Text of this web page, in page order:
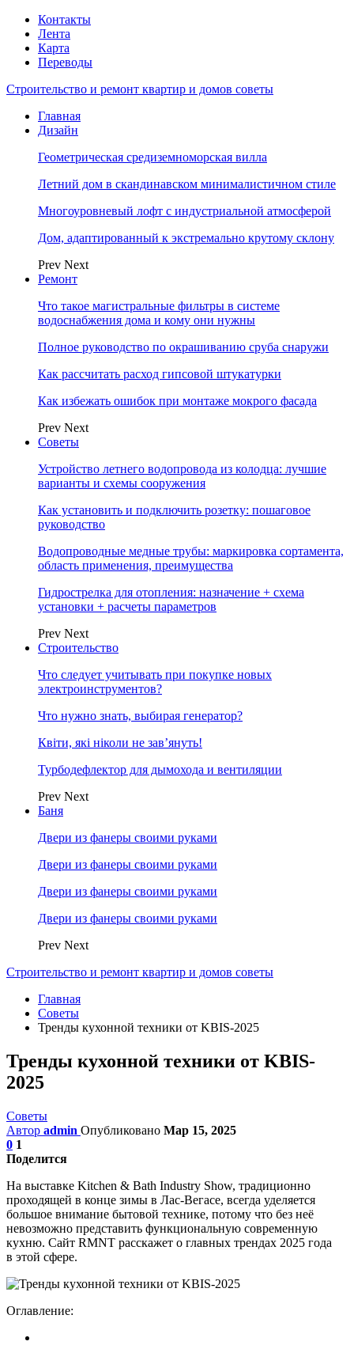
Контакты
Лента
Карта
Переводы
Строительство и ремонт квартир и домов советы
Главная
Дизайн
Геометрическая средиземноморская вилла
Летний дом в скандинавском минималистичном стиле
Многоуровневый лофт с индустриальной атмосферой
Дом, адаптированный к экстремально крутому склону
Prev Next
Ремонт
Что такое магистральные фильтры в системе
водоснабжения дома и кому они нужны
Полное руководство по окрашиванию сруба снаружи
Как рассчитать расход гипсовой штукатурки
Как избежать ошибок при монтаже мокрого фасада
Prev Next
Советы
Устройство летнего водопровода из колодца: лучшие
варианты и схемы сооружения
Как установить и подключить розетку: пошаговое
руководство
Водопроводные медные трубы: маркировка сортамента,
область применения, преимущества
Гидрострелка для отопления: назначение + схема
установки + расчеты параметров
Prev Next
Строительство
Что следует учитывать при покупке новых
электроинструментов?
Что нужно знать, выбирая генератор?
Квіти, які ніколи не зав’януть!
Турбодефлектор для дымохода и вентиляции
Prev Next
Баня
Двери из фанеры своими руками
Двери из фанеры своими руками
Двери из фанеры своими руками
Двери из фанеры своими руками
Prev Next
Строительство и ремонт квартир и домов советы
Главная
Советы
Тренды кухонной техники от KBIS-2025
Тренды кухонной техники от KBIS-
2025
Советы
Автор admin Опубликовано Мар 15, 2025
0 1
Поделится
На выставке Kitchen & Bath Industry Show, традиционно
проходящей в конце зимы в Лас-Вегасе, всегда уделяется
большое внимание бытовой технике, потому что без неё
невозможно представить функциональную современную
кухню. Сайт RMNT расскажет о главных трендах 2025 года
в этой сфере.
Оглавление: